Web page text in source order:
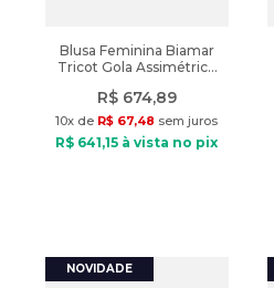
Blusa Feminina Biamar
Tricot Gola Assimétrica
R$ 674,89
10x de R$ 67,48 sem juros
R$ 641,15 à vista no pix